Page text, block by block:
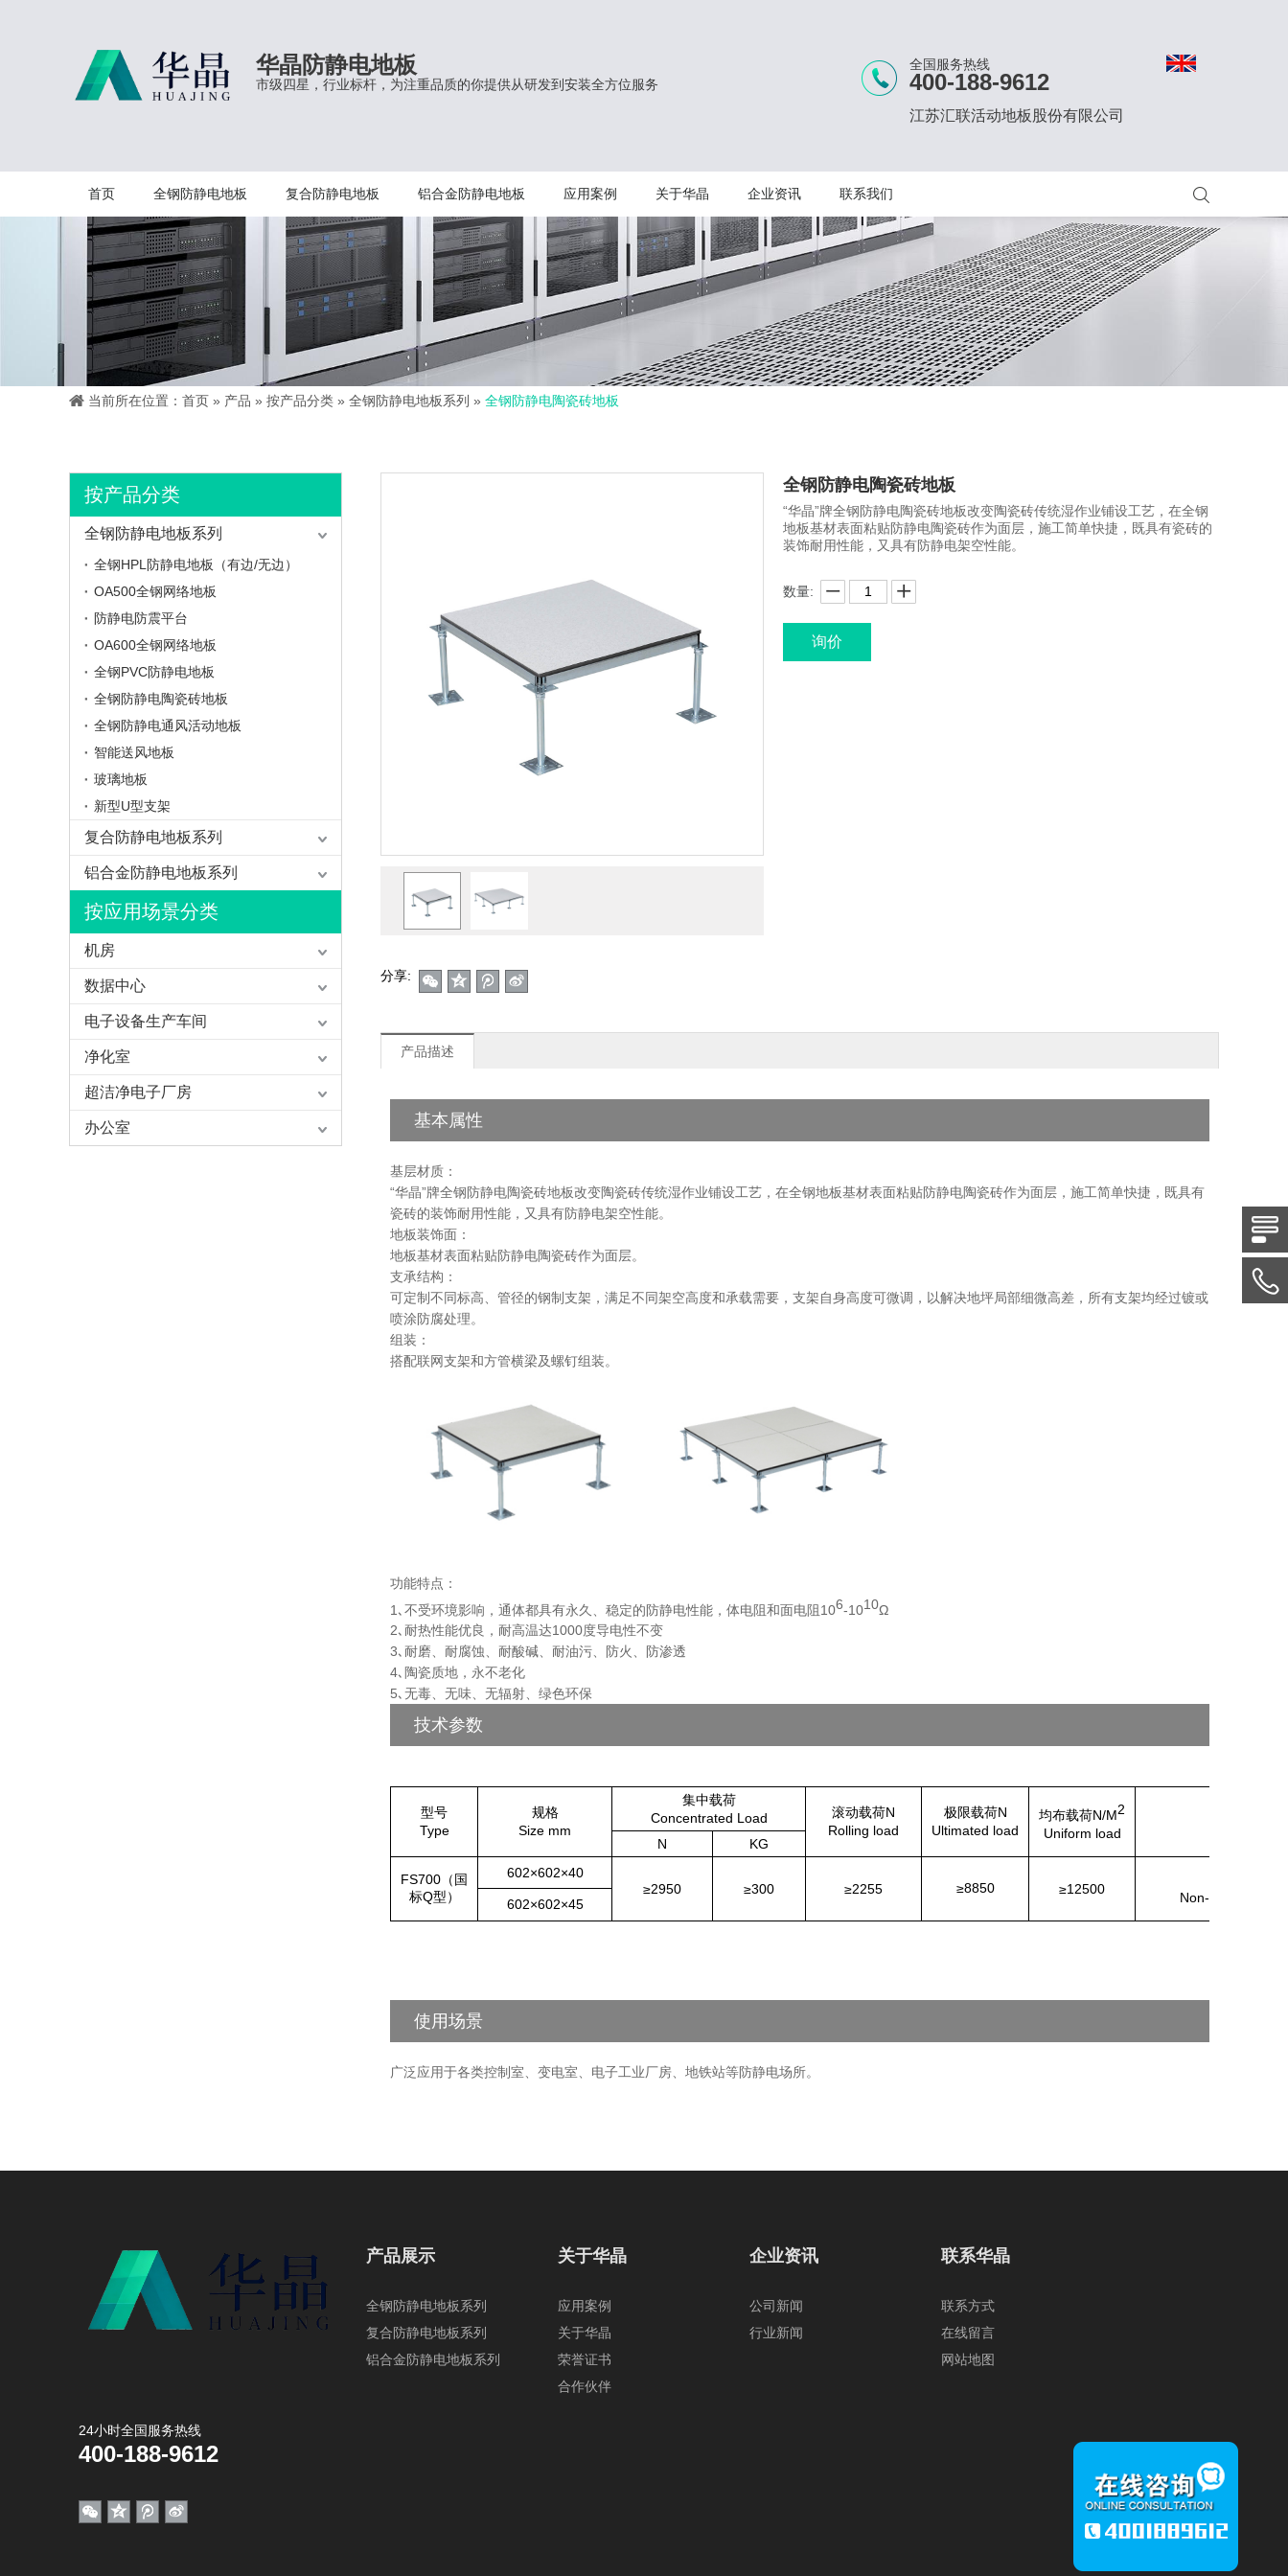
华晶防静电地板
市级四星，行业标杆，为注重品质的你提供从研发到安装全方位服务
全国服务热线
400-188-9612
江苏汇联活动地板股份有限公司
首页 全钢防静电地板 复合防静电地板 铝合金防静电地板 应用案例 关于华晶 企业资讯 联系我们
当前所在位置： 首页 » 产品 » 按产品分类 » 全钢防静电地板系列 » 全钢防静电陶瓷砖地板
按产品分类
全钢防静电地板系列
全钢HPL防静电地板（有边/无边）
OA500全钢网络地板
防静电防震平台
OA600全钢网络地板
全钢PVC防静电地板
全钢防静电陶瓷砖地板
全钢防静电通风活动地板
智能送风地板
玻璃地板
新型U型支架
复合防静电地板系列
铝合金防静电地板系列
按应用场景分类
机房
数据中心
电子设备生产车间
净化室
超洁净电子厂房
办公室
分享:
全钢防静电陶瓷砖地板
“华晶”牌全钢防静电陶瓷砖地板改变陶瓷砖传统湿作业铺设工艺，在全钢
地板基材表面粘贴防静电陶瓷砖作为面层，施工简单快捷，既具有瓷砖的
装饰耐用性能，又具有防静电架空性能。
数量:
询价
产品描述
基本属性
基层材质：
“华晶”牌全钢防静电陶瓷砖地板改变陶瓷砖传统湿作业铺设工艺，在全钢地板基材表面粘贴防静电陶瓷砖作为面层，施工简单快捷，既具有
瓷砖的装饰耐用性能，又具有防静电架空性能。
地板装饰面：
地板基材表面粘贴防静电陶瓷砖作为面层。
支承结构：
可定制不同标高、管径的钢制支架，满足不同架空高度和承载需要，支架自身高度可微调，以解决地坪局部细微高差，所有支架均经过镀或
喷涂防腐处理。
组装：
搭配联网支架和方管横梁及螺钉组装。
功能特点：
1､不受环境影响，通体都具有永久、稳定的防静电性能，体电阻和面电阻106-1010Ω
2､耐热性能优良，耐高温达1000度导电性不变
3､耐磨、耐腐蚀、耐酸碱、耐油污、防火、防渗透
4､陶瓷质地，永不老化
5､无毒、无味、无辐射、绿色环保
技术参数
型号
Type
规格
Size mm
集中载荷
Concentrated Load
滚动载荷N
Rolling load
极限载荷N
Ultimated load
均布载荷N/M2
Uniform load
N
KG
FS700（国
标Q型）
602×602×40
≥2950
≥300 ≥2255 ≥8850 ≥12500
Non-combustible
602×602×45
使用场景
广泛应用于各类控制室、变电室、电子工业厂房、地铁站等防静电场所。
24小时全国服务热线
400-188-9612
产品展示
全钢防静电地板系列
复合防静电地板系列
铝合金防静电地板系列
关于华晶
应用案例
关于华晶
荣誉证书
合作伙伴
企业资讯
公司新闻
行业新闻
联系华晶
联系方式
在线留言
网站地图